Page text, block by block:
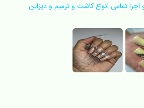
تمامی انواع کاشت و ترمیم و دیزاین